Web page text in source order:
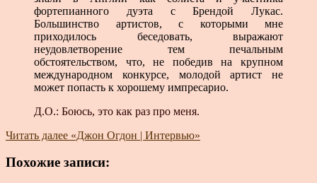
фортепианного дуэта с Брендой Лукас.
Большинство артистов, с которыми мне
приходилось беседовать, выражают
неудовлетворение тем печальным
обстоятельством, что, не победив на крупном
международном конкурсе, молодой артист не
может попасть к хорошему импресарио.
Д.О.: Боюсь, это как раз про меня.
Читать далее «Джон Огдон | Интервью»
Похожие записи: